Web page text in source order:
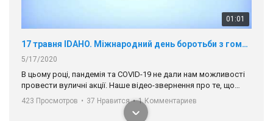
01:01
17 травня IDAHO. Міжнародний день боротьби з гомофобією трансфобією і біфобія.
5/17/2020
В цьому році, пандемія та COVІD-19 не дали нам можливості
провести вуличні акції. Наше відео-звернення про те, що
навіть коли ми у різних містах та не можемо зустрінеться, ми
разом. Ми закликаємо всіх хто поділяє цінності рівності та
солідарності, приєднатися до нас. Регіональні підрозділи
423 Просмотров • 37 Нравится • 1 Комментариев